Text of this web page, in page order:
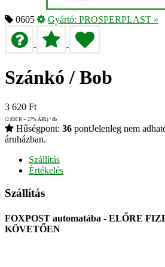
0605 Gyártó: PROSPERPLAST »
Szánkó / Bob
3 620 Ft
(2 850 Ft + 27% ÁFA) / db
Hűségpont: 36 pontJelenleg nem
áruházban.
Szállítás
Értékelés
Szállítás
FOXPOST automatába - ELŐRE
KÖVETŐEN